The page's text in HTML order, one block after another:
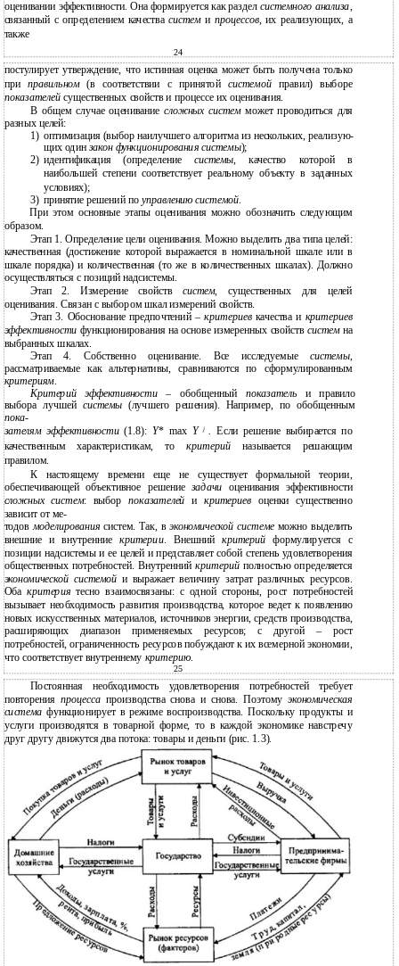
оценивании эффективности. Она формируется как раздел системного анализа,
связанный с определением качествасистеми процессов, их реализующих, а
также
24
постулирует утверждение, что истинная оценка может быть получена только
приправильном(в соответствии с принятой системой правил) выборе
показателейсущественных свойств и процессе их оценивания.
В общем случае оценивание сложных системможет проводиться для
разных целей:
1) оптимизация (выбор наилучшего алгоритма из нескольких, реализую-
щих один закон функционирования системы);
2) идентификация (определение системы, качество которой в
наибольшей степени соответствует реальному объекту в заданных
условиях);
3) принятие решений по управлению системой
При этом основные этапы оценивания можно обозначить следующим
образом.
Этап 1. Определение цели оценивания. Можно выделить два типа целей:
качественная (достижение которой выражается в номинальной шкале или в
шкале порядка) и количественная (то же в количественных шкалах). Должно
осуществляться с позиций надсистемы.
Этап 2. Измерение свойств систем, существенных для целей
оценивания. Связан с выбором шкал измерений свойств.
Этап 3. Обоснование предпочтений –критериев качества и критериев
эффективности функционирования на основе измеренных свойств систем на
выбранных шкалах.
Этап 4. Собственно оценивание. Все исследуемыесистемы,
рассматриваемые как альтернативы, сравниваются по сформулированным
критериям.
Критерий эффективности – обобщенный показатель и правило
выбора лучшей системы(лучшего решения). Например, по обобщенным
пока-
зателям эффективности(1.8): Y* max Yj .Если решение выбирается по
качественным характеристикам, токритерийназывается решающим
правилом.
К настоящему времени еще не существует формальной теории,
обеспечивающей объективное решениезадачи оценивания эффективности
сложных систем: выборпоказателейикритериев оценки существенно
зависит от ме-
тодовмоделированиясистем. Так, в экономической системе можно выделить
внешние и внутренниекритерии. Внешнийкритерийформулируется с
позиции надсистемы и ее целей и представляет собой степень удовлетворения
общественных потребностей. Внутреннийкритерий полностью определяется
экономической системой и выражает величину затрат различных ресурсов.
Обакритериятесно взаимосвязаны: с одной стороны, рост потребностей
вызывает необходимость развития производства, которое ведет к появлению
новых искусственных материалов, источников энергии, средств производства,
расширяющих диапазон применяемых ресурсов; с другой – рост
потребностей, ограниченность ресурсов побуждают к их всемерной экономии,
что соответствует внутреннему критерию.
25
Постоянная необходимость удовлетворения потребностей требует
повторения процесса производства снова и снова. Поэтомуэкономическая
системафункционирует в режиме воспроизводства. Поскольку продукты и
услуги производятся в товарной форме, то в каждой экономике навстречу
друг другу движутся два потока: товары и деньги (рис. 1.3).